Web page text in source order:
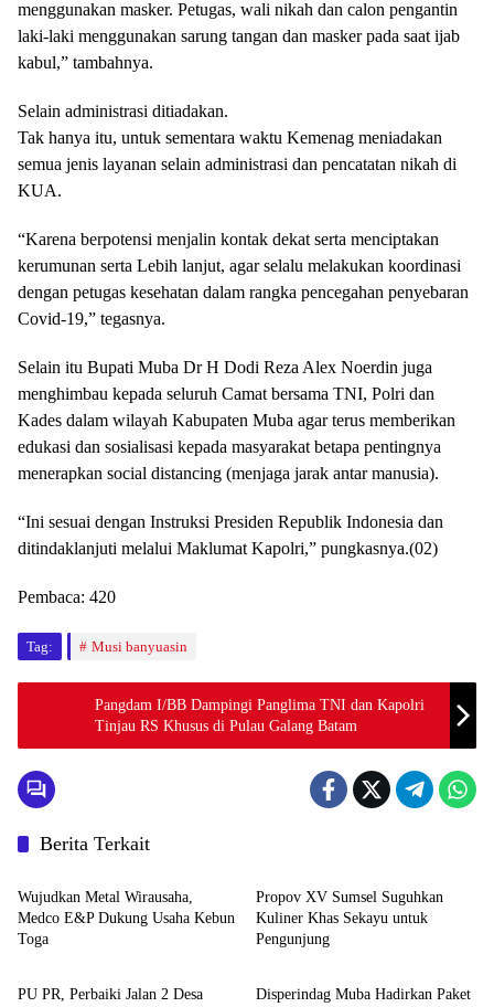
menggunakan masker. Petugas, wali nikah dan calon pengantin
laki-laki menggunakan sarung tangan dan masker pada saat ijab
kabul,” tambahnya.
Selain administrasi ditiadakan.
Tak hanya itu, untuk sementara waktu Kemenag meniadakan
semua jenis layanan selain administrasi dan pencatatan nikah di
KUA.
“Karena berpotensi menjalin kontak dekat serta menciptakan
kerumunan serta Lebih lanjut, agar selalu melakukan koordinasi
dengan petugas kesehatan dalam rangka pencegahan penyebaran
Covid-19,” tegasnya.
Selain itu Bupati Muba Dr H Dodi Reza Alex Noerdin juga
menghimbau kepada seluruh Camat bersama TNI, Polri dan
Kades dalam wilayah Kabupaten Muba agar terus memberikan
edukasi dan sosialisasi kepada masyarakat betapa pentingnya
menerapkan social distancing (menjaga jarak antar manusia).
“Ini sesuai dengan Instruksi Presiden Republik Indonesia dan
ditindaklanjuti melalui Maklumat Kapolri,” pungkasnya.(02)
Pembaca: 420
Tag: Musi banyuasin
Pangdam I/BB Dampingi Panglima TNI dan Kapolri
Tinjau RS Khusus di Pulau Galang Batam
Berita Terkait
Advetorial
Wujudkan Metal Wirausaha,
Medco E&P Dukung Usaha Kebun
Toga
Propov XV Sumsel Suguhkan
Kuliner Khas Sekayu untuk
Pengunjung
Musi Banyuasin
PU PR, Perbaiki Jalan 2 Desa
Musi Banyuasin
Disperindag Muba Hadirkan Paket